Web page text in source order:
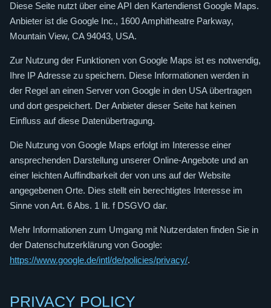
Diese Seite nutzt über eine API den Kartendienst Google Maps.
Anbieter ist die Google Inc., 1600 Amphitheatre Parkway,
Mountain View, CA 94043, USA.
Zur Nutzung der Funktionen von Google Maps ist es notwendig,
Ihre IP Adresse zu speichern. Diese Informationen werden in
der Regel an einen Server von Google in den USA übertragen
und dort gespeichert. Der Anbieter dieser Seite hat keinen
Einfluss auf diese Datenübertragung.
Die Nutzung von Google Maps erfolgt im Interesse einer
ansprechenden Darstellung unserer Online-Angebote und an
einer leichten Auffindbarkeit der von uns auf der Website
angegebenen Orte. Dies stellt ein berechtigtes Interesse im
Sinne von Art. 6 Abs. 1 lit. f DSGVO dar.
Mehr Informationen zum Umgang mit Nutzerdaten finden Sie in
der Datenschutzerklärung von Google:
https://www.google.de/intl/de/policies/privacy/.
PRIVACY POLICY